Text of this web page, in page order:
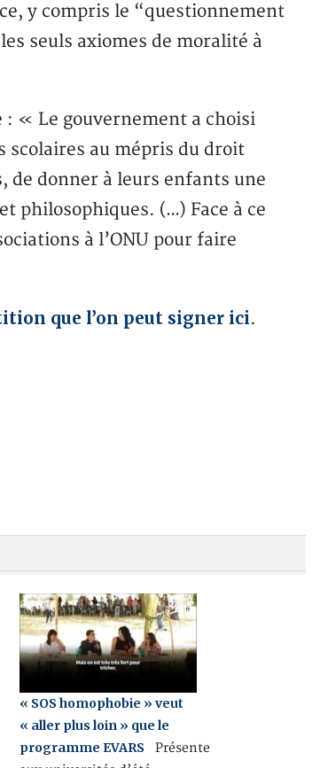
y compris le “questionnement
seuls axiomes de moralité à
: « Le gouvernement a choisi
scolaires au mépris du droit
de donner à leurs enfants une
philosophiques. (…) Face à ce
à l’ONU pour faire
que l’on peut signer ici.
« SOS homophobie » veut
« aller plus loin » que le
programme EVARS Présente